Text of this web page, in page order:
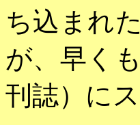
ち込まれ
が、早く
刊誌）に